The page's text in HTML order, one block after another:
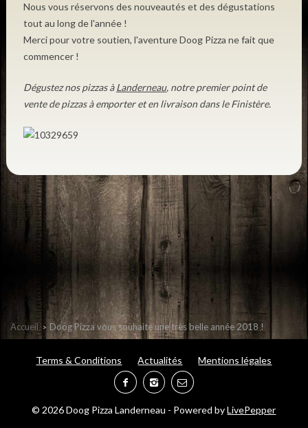
Nous vous réservons des nouveautés et des dégustations
tout au long de l'année !
Merci pour votre soutien, l'aventure Doog Pizza ne fait que
commencer !
Dégustez nos pizzas àLanderneau, notre premier point de
vente de pizzas à emporter et en livraison dans le Finistère.
Accueil Doog Pizza vous souhaite une très belle année 2018 !
Terms & Conditions Actualités Mentions légales
© 2026 Doog Pizza Landerneau - Powered byLivePepper